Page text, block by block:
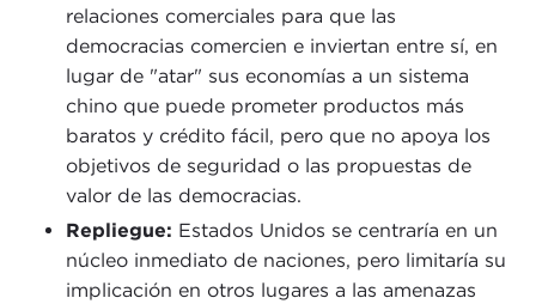
relaciones comerciales para que las
democracias comercien e inviertan entre sí, en
lugar de "atar" sus economías a un sistema
chino que puede prometer productos más
baratos y crédito fácil, pero que no apoya los
objetivos de seguridad o las propuestas de
valor de las democracias.
Repliegue: Estados Unidos se centraría en un
núcleo inmediato de naciones, pero limitaría su
implicación en otros lugares a las amenazas